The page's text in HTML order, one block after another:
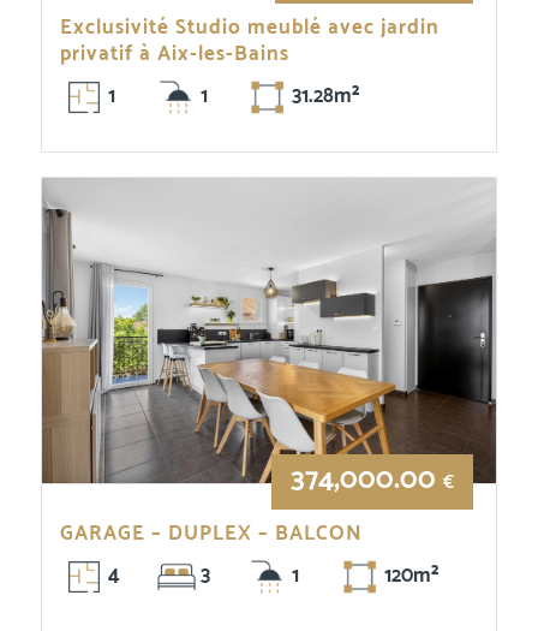
Exclusivité Studio meublé avec jardin
privatif à Aix-les-Bains
1
1 31.28m²
374,000.00€
GARAGE – DUPLEX – BALCON
4
3 1 120m²